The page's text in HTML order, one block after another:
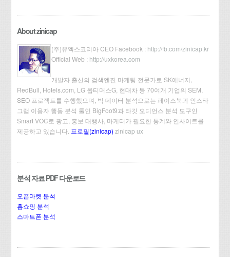
About zinicap
(주)유엑스코리아 CEO Facebook : http://fb.com/zinicap.kr
Official Web : http://uxkorea.com
개발자 출신의 검색엔진 마케팅 전문가로 SK에너지,
RedBull, Hotels.com, LG 옵티머스G, 현대차 등 70여개 기업의 SEM,
SEO 프로젝트를 수행했으며, 빅 데이터 분석으로는 페이스북과 인스타
그램 이용자 행동 분석 툴인 BigFoot9과 타깃 오디언스 분석 도구인
Smart VOC로 광고, 홍보 대행사, 마케터가 필요한 통계와 인사이트를
제공하고 있습니다. 프로필(zinicap) zinicap ux
분석 자료 PDF 다운로드
오픈마켓 분석
홈쇼핑 분석
스마트폰 분석